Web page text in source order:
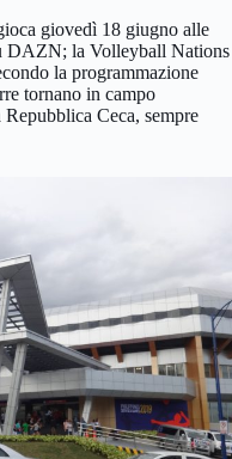
giovedì 18 giugno alle
DAZN; la Volleyball Nations
la programmazione
tornano in campo
Ceca, sempre